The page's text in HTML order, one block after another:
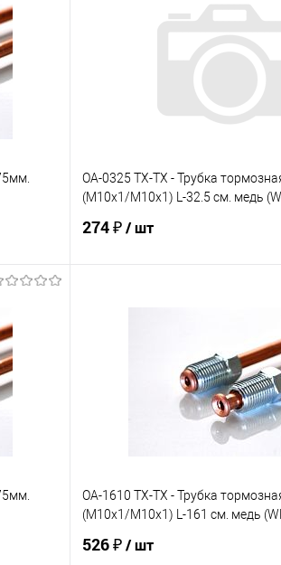
OA-0325 TX-TX - Трубка
(М10х1/М10х1) L-32.5 см. медь
274 ₽/ шт
OA-1610 TX-TX - Трубка
(М10х1/М10х1) L-161 см. медь
526 ₽/ шт